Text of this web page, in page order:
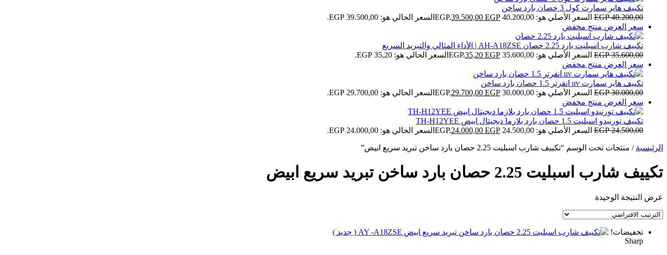
تكييف هاير سمارت كول 3 حصان بارد ساخن
40.200,00
EGP السعر الأصلي هو: 40.200,00 EGP. 39.500,00 EGP
السعر الحالي هو: 39.500,00 EGP.
سعر العرض منتج مخفض
تكييف شارب اسبليت بارد 2.25 حصان AH-A18ZSE | الأداء المثالي والتبريد السريع
35.600,00
EGP السعر الأصلي هو: 35.600,00 EGP. 35,20 EGP
السعر الحالي هو: 35,20 EGP.
سعر العرض منتج مخفض
تكييف هاير سمارت uv انفرتر 1.5 حصان بارد ساخن
30.000,00
EGP السعر الأصلي هو: 30.000,00 EGP. 29.700,00 EGP
السعر الحالي هو: 29.700,00 EGP.
سعر العرض منتج مخفض
تكييف تورنيدو اسبليت 1.5 حصان بارد بلازما ديجيتال ابيض TH-H12YEE
24.500,00
EGP السعر الأصلي هو: 24.500,00 EGP. 24.000,00 EGP السعر الحالي هو: 24.000,00 EGP.
الرئيسية / منتجات تحت الوسم “تكييف شارب اسبليت 2.25 حصان بارد ساخن تبريد سريع ابيض”
تكييف شارب اسبليت 2.25 حصان بارد ساخن تبريد سريع ابيض
عرض النتيجة الوحيدة
تخفيضات!
Sharp